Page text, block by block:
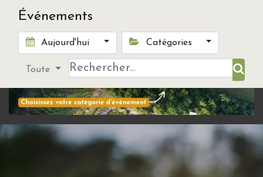
Événements
Aujourd'hui Catégories
Toute